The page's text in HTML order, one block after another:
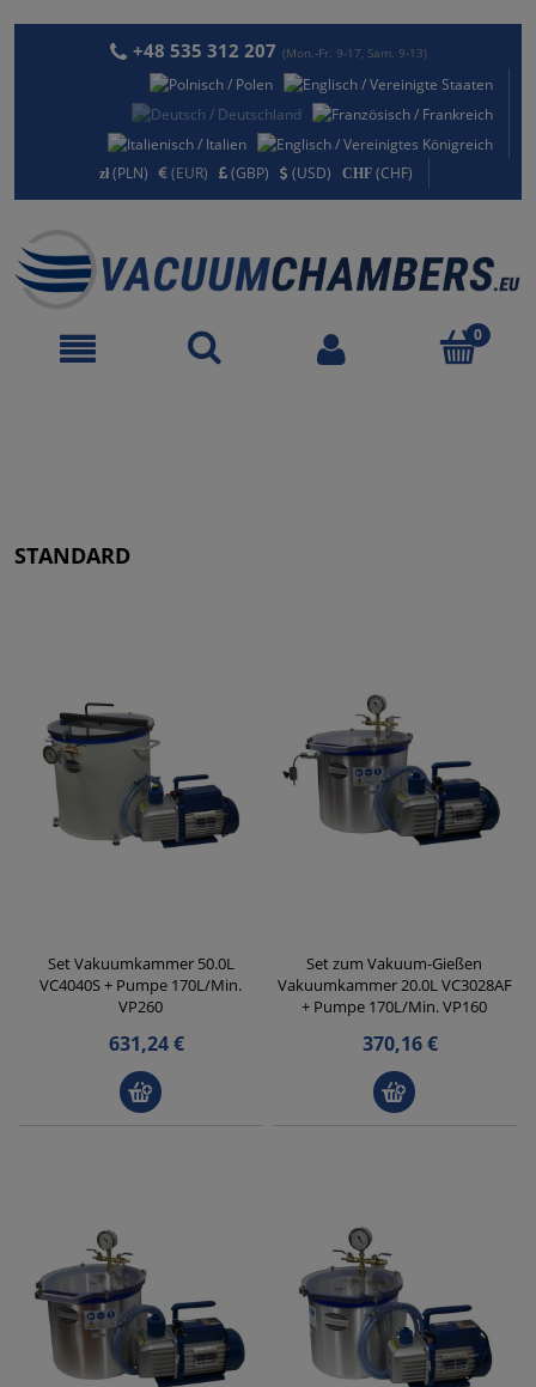
+48 535 312 207 (Mon.-Fr. 9-17, Sam. 9-13)
(PLN) (EUR) (GBP) (USD) (CHF)
STANDARD
Set Vakuumkammer 50.0L
VC4040S + Pumpe 170L/Min.
VP260
631,24 €
Set zum Vakuum-Gießen
Vakuumkammer 20.0L VC3028AF
+ Pumpe 170L/Min. VP160
370,16 €